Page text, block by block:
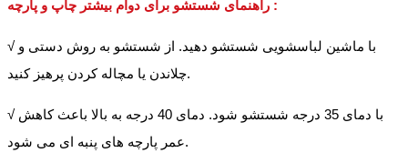
راهنمای شستشو برای دوام بیشتر چاپ و پارچه :
√ با ماشین لباسشویی شستشو دهید. از شستشو به روش دستی و
چلاندن یا مچاله کردن پرهیز کنید.
√ با دمای 35 درجه شستشو شود. دمای 40 درجه به بالا باعث کاهش
عمر پارچه های پنبه ای می شود.